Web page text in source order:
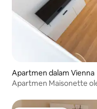
Apartmen dalam Vienna
Apartmen Maisonette